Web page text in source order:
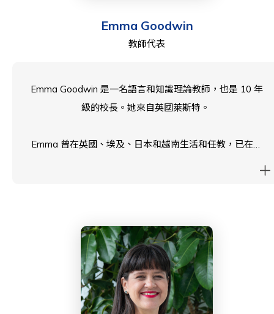
Emma Goodwin
教師代表
Emma Goodwin 是一名語言和知識理論教師，也是 10 年
級的校長。她來自英國萊斯特。
Emma 曾在英國、埃及、日本和越南生活和任教，已在西
種美食。